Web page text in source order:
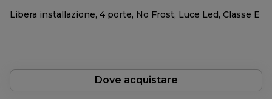
Libera installazione, 4 porte, No Frost, Luce Led, Classe E
Dove acquistare